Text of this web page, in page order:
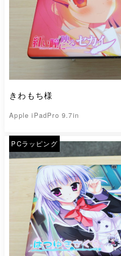
きわもち様
Apple iPadPro 9.7in
PCラッピング